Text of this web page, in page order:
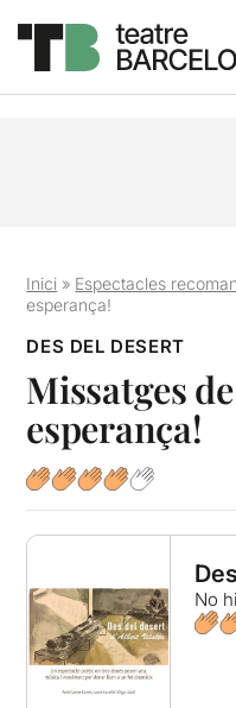
Inici » Espectacles
esperança!
DES DEL DESERT
Missatges
esperança!
No